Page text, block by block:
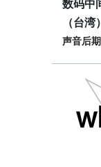
数码中
（台湾）
声音后